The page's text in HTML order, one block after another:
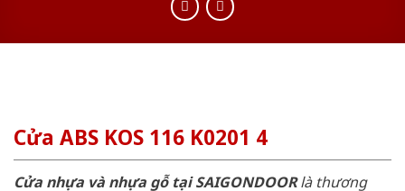
Cửa ABS KOS 116 K0201 4
Cửa nhựa và nhựa gỗ tại SAIGONDOORlà thương